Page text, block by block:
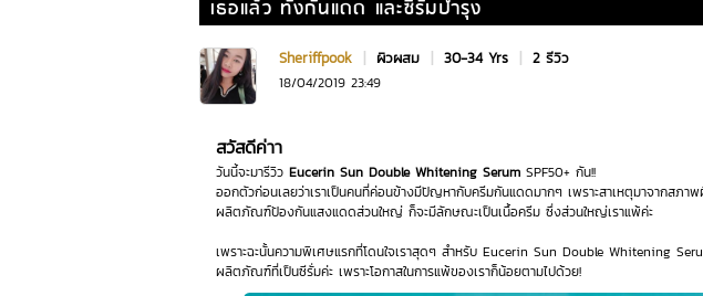
เธอแล้ว ทั้งกันแดด และซีรั่มบำรุง
Sheriffpook | ผิวผสม | 30-34 Yrs | 2 รีวิว
18/04/2019 23:49
สวัสดีค่าา
วันนี้จะมารีวิว Eucerin Sun Double Whitening Serum SPF50+ กัน!!
ออกตัวก่อนเลยว่าเราเป็นคนที่ค่อนข้างมีปัญหากับครีมกันแดดมากๆ เพราะสาเหตุมาจากสภา
ผลิตภัณฑ์ป้องกันแสงแดดส่วนใหญ่ ก็จะมีลักษณะเป็นเนื้อครีม ซึ่งส่วนใหญ่เราแพ้ค่ะ
เพราะฉะนั้นความพิเศษแรกที่โดนใจเราสุดๆ สำหรับ Eucerin Sun Double Whitening
ผลิตภัณฑ์ที่เป็นซีรั่มค่ะ เพราะโอกาสในการแพ้ของเราก็น้อยตามไปด้วย!